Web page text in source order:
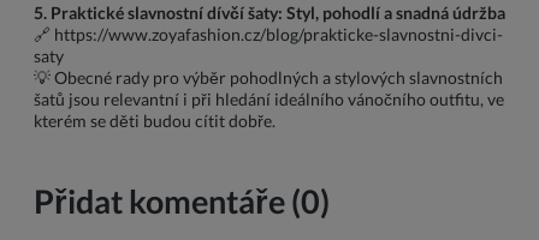
5. Praktické slavnostní dívčí šaty: Styl, pohodlí a snadná údržba
🔗 https://www.zoyafashion.cz/blog/prakticke-slavnostni-divci-
saty
💡 Obecné rady pro výběr pohodlných a stylových slavnostních
šatů jsou relevantní i při hledání ideálního vánočního outfitu, ve
kterém se děti budou cítit dobře.
Přidat komentáře (0)